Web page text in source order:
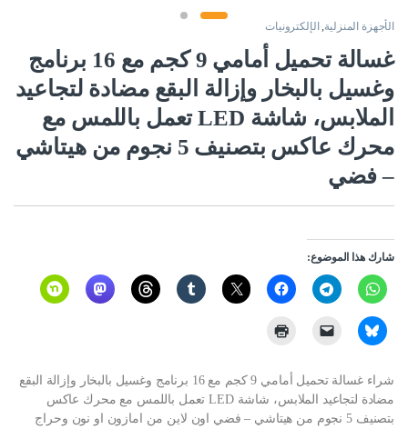
الأجهزة المنزلية, الإلكترونيات
غسالة تحميل أمامي 9 كجم مع 16 برنامج
وغسيل بالبخار وإزالة البقع مضادة لتجاعيد
الملابس، شاشة LED تعمل باللمس مع
محرك عاكس بتصنيف 5 نجوم من هيتاشي
– فضي
شارك هذا الموضوع:
شراء غسالة تحميل أمامي 9 كجم مع 16 برنامج وغسيل بالبخار وإزالة البقع
مضادة لتجاعيد الملابس، شاشة LED تعمل باللمس مع محرك عاكس
بتصنيف 5 نجوم من هيتاشي – فضي اون لاين من امازون او نون وحراج